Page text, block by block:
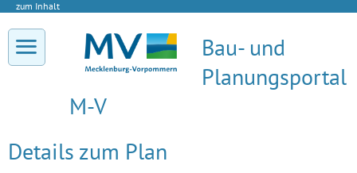
zum Inhalt
Bau- und
Planungsportal
M-V
Details zum Plan